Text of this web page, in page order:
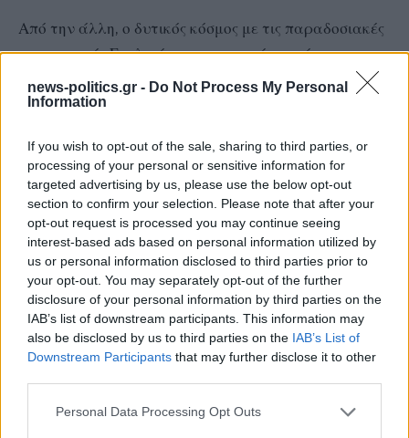
news-politics.gr - Do Not Process My Personal
Information
If you wish to opt-out of the sale, sharing to third parties, or
processing of your personal or sensitive information for
targeted advertising by us, please use the below opt-out
section to confirm your selection. Please note that after your
opt-out request is processed you may continue seeing
interest-based ads based on personal information utilized by
us or personal information disclosed to third parties prior to
your opt-out. You may separately opt-out of the further
disclosure of your personal information by third parties on the
IAB’s list of downstream participants. This information may
also be disclosed by us to third parties on the IAB’s List of
Downstream Participants that may further disclose it to other
Personal Data Processing Opt Outs
Από την άλλη, ο δυτικός κόσμος με τις παραδοσιακές
χριστιανικές Εκκλησίες εκ των οποίων κάποιες
έχουν αποστολική υπόβαθρο όπως η
Ορθοδοξία χάνουν βαθμιαία το ποίμνιο τους αφού οι
και για πνευματικές αναζητήσεις, μεταθέτοντας το
κέντρο της ζωής στην ευδαιμονία και τον
ατομοκεντρισμό. Ακόμη και στις περιπτώσεις όπου
παρατηρείται ενδιαφέρον για τη χριστιανική πίστη,
η σε βάθος ανάλυση αναδεικνύει ότι τις
περισσότερες φορές είναι επιδερμική με εστίαση σε
παρωχημένες εθιμικές συνήθειες δίχως αναζήτηση της
ουσίας και αλήθειας του χριστιανικού μηνύματος.
Στο τελευταίο αυτό, συντελεί μεταξύ άλλων και η
στάση της θεσμικής ποιμένουσας Εκκλησίας. Οι
ανάρμοστες συμπεριφορές των ιθυνόντων που